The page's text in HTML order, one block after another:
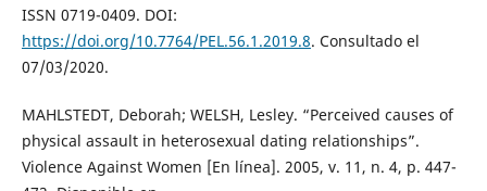
ISSN 0719-0409. DOI:
https://doi.org/10.7764/PEL.56.1.2019.8. Consultado el
07/03/2020.
MAHLSTEDT, Deborah; WELSH, Lesley. “Perceived causes of
physical assault in heterosexual dating relationships”.
Violence Against Women [En línea]. 2005, v. 11, n. 4, p. 447-